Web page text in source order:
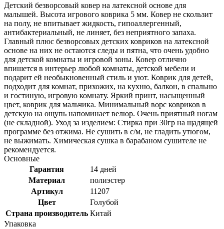
Детский безворсовый ковер на латексной основе для
малышей. Высота игрового коврика 5 мм. Ковер не скользит
на полу, не впитывает жидкость, гипоаллергенный,
антибактериальный, не линяет, без неприятного запаха.
Главный плюс безворсовых детских ковриков на латексной
основе на них не остаются следы и пятна, что очень удобно
для детской комнаты и игровой зоны. Ковер отлично
впишется в интерьер любой комнаты, детской мебели и
подарит ей необыкновенный стиль и уют. Коврик для детей,
подходит для комнат, прихожих, на кухню, балкон, в спальню
и гостиную, игровую комнату. Яркий принт, насыщенный
цвет, коврик для мальчика. Минимальный ворс ковриков в
детскую на ощупь напоминает велюр. Очень приятный ногам
(не складной). Уход за изделием: Стирка при 30гр на щадящей
программе без отжима. Не сушить в с/м, не гладить утюгом,
не выжимать. Химическая сушка в барабаном сушителе не
рекомендуется.
Основные
Гарантия
14 дней
Материал
полиэстер
Артикул
11207
Цвет
Голубой
Страна производитель Китай
Упаковка